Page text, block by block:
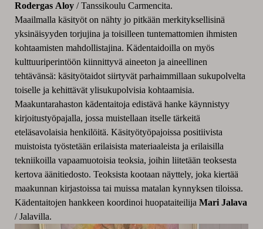
Rodergas Aloy / Tanssikoulu Carmencita.
Maailmalla käsityöt on nähty jo pitkään merkityksellisinä
yksinäisyyden torjujina ja toisilleen tuntemattomien ihmisten
kohtaamisten mahdollistajina. Kädentaidoilla on myös
kulttuuriperintöön kiinnittyvä aineeton ja aineellinen
tehtävänsä: käsityötaidot siirtyvät parhaimmillaan sukupolvelta
toiselle ja kehittävät ylisukupolvisia kohtaamisia.
Maakuntarahaston kädentaitoja edistävä hanke käynnistyy
kirjoitustyöpajalla, jossa muistellaan itselle tärkeitä
eteläsavolaisia henkilöitä. Käsityötyöpajoissa positiivista
muistoista työstetään erilaisista materiaaleista ja erilaisilla
tekniikoilla vapaamuotoisia teoksia, joihin liitetään teoksesta
kertova äänitiedosto. Teoksista kootaan näyttely, joka kiertää
maakunnan kirjastoissa tai muissa matalan kynnyksen tiloissa.
Kädentaitojen hankkeen koordinoi huopataiteilija Mari Jalava
/ Jalavilla.